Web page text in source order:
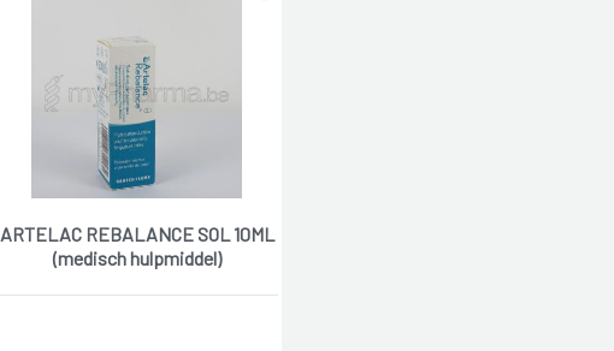
ARTELAC REBALANCE SOL 10ML
(medisch hulpmiddel)